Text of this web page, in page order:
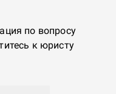
по вопросу
к юристу